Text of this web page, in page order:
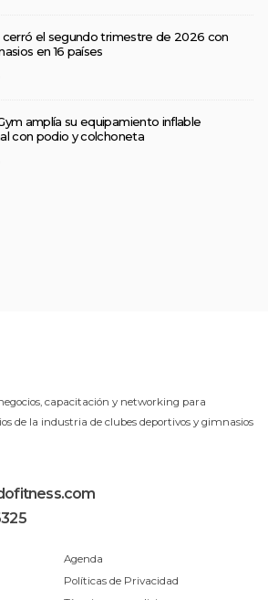
el segundo trimestre de 2026 con
en 16 países
amplía su equipamiento inflable
con podio y colchoneta
capacitación y networking para
de la industria de clubes deportivos y gimnasios
Agenda
Políticas de Privacidad